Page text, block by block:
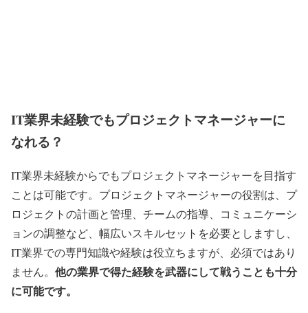
IT業界未経験でもプロジェクトマネージャーに
なれる？
IT業界未経験からでもプロジェクトマネージャーを目指す
ことは可能です。プロジェクトマネージャーの役割は、プ
ロジェクトの計画と管理、チームの指導、コミュニケーシ
ョンの調整など、幅広いスキルセットを必要としますし、
IT業界での専門知識や経験は役立ちますが、必須ではあり
ません。 他の業界で得た経験を武器にして戦うことも十分
に可能です。